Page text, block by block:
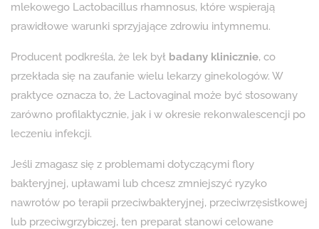
mlekowego Lactobacillus rhamnosus, które wspierają
prawidłowe warunki sprzyjające zdrowiu intymnemu.
Producent podkreśla, że lek był badany klinicznie, co
przekłada się na zaufanie wielu lekarzy ginekologów. W
praktyce oznacza to, że Lactovaginal może być stosowany
zarówno profilaktycznie, jak i w okresie rekonwalescencji po
leczeniu infekcji.
Jeśli zmagasz się z problemami dotyczącymi flory
bakteryjnej, upławami lub chcesz zmniejszyć ryzyko
nawrotów po terapii przeciwbakteryjnej, przeciwrzęsistkowej
lub przeciwgrzybiczej, ten preparat stanowi celowane